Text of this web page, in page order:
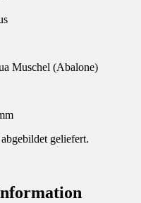
Muschel (Abalone)
geliefert.